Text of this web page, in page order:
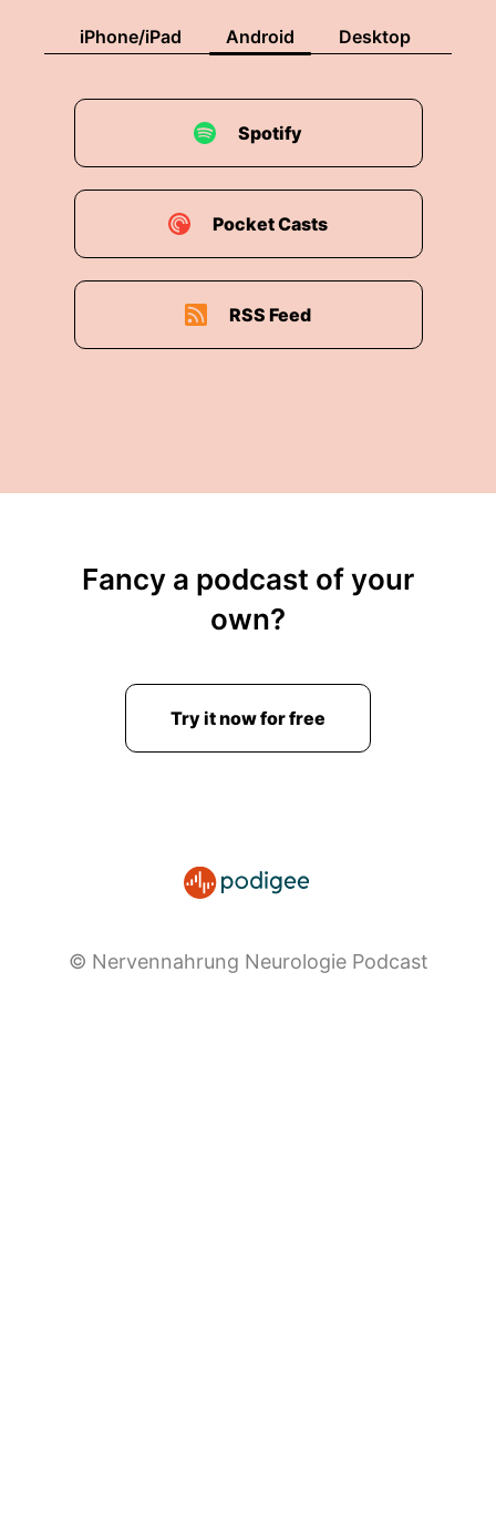
iPhone/iPad Android Desktop
Spotify
Pocket Casts
RSS Feed
Fancy a podcast of your
own?
Try it now for free
© Nervennahrung Neurologie Podcast